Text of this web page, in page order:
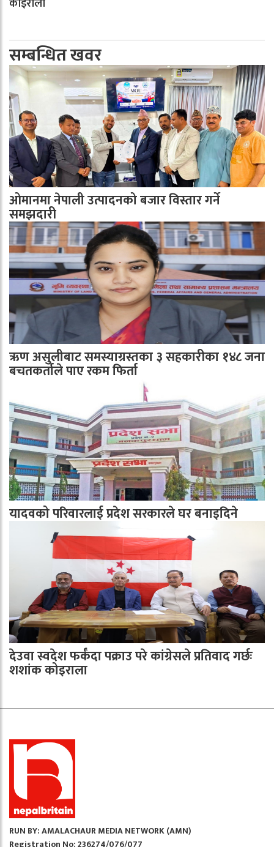
कोइराला
सम्बन्धित खवर
ओमानमा नेपाली उत्पादनको बजार विस्तार गर्ने
समझदारी
ऋण असुलीबाट समस्याग्रस्तका ३ सहकारीका १४८ जना
बचतकर्ताले पाए रकम फिर्ता
यादवको परिवारलाई प्रदेश सरकारले घर बनाइदिने
देउवा स्वदेश फर्कँदा पक्राउ परे कांग्रेसले प्रतिवाद गर्छः
शशांक कोइराला
RUN BY: AMALACHAUR MEDIA NETWORK (AMN)